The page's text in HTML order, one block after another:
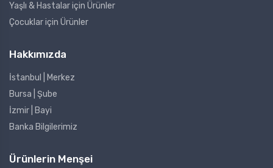
Yaşlı & Hastalar için Ürünler
Çocuklar için Ürünler
Hakkımızda
İstanbul | Merkez
Bursa | Şube
İzmir | Bayi
Banka Bilgilerimiz
Ürünlerin Menşei